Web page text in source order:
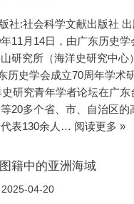
社:社会科学文献出版社
11月14日，由广东历史学
研究所（海洋史研究中心
历史学会成立70周年学术
研究青年学者论坛在广东
20多个省、市、自治区的
表130余人… 阅读更多 »
籍中的亚洲海域
2025-04-20